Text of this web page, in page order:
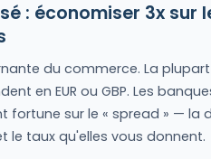
: économiser 3x sur
du commerce. La
en EUR ou GBP. Les
fortune sur le « spread » — la
le taux qu'elles vous donnent.